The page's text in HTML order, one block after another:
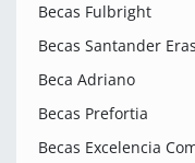
Becas Fulbright
Becas Santander
Beca Adriano
Becas Prefortia
Becas Excelencia